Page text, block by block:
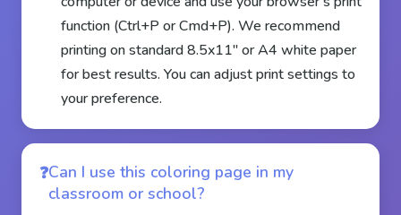
function (Ctrl+P or Cmd+P). We recommend
printing on standard 8.5x11" or A4 white paper
for best results. You can adjust print settings to
your preference.
Can I use this coloring page in my
classroom or school?